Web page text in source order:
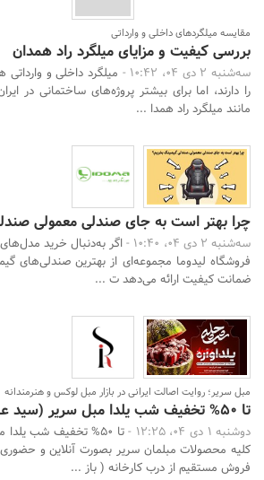
مقایسه میلگردهای داخلی و وارداتی
بررسی کیفیت و مزایای میلگرد راد همدان
سه‌شنبه 2 دی 04، 10:42 -
میلگرد داخلی و
را دارند، اما برای بیشتر پروژه‌های ساختمانی در
مانند میلگرد راد همدا ...
چرا بهتر است به جای صندلی معمولی
سه‌شنبه 2 دی 04، 10:40 -
اگر به‌دنبال خرید
فروشگاه لیدوما مجموعه‌ای از بهترین صندلی‌های
ضمانت کیفیت ارائه می‌دهد ت ...
مبل سریر؛ روایت اصالت ایرانی در بازار مبل لوکس و هنرمندانه
تا 50% تخفیف شب یلدا مبل سریر (سید عادل)
دوشنبه 1 دی 04، 12:25 -
تا 50% تخفیف شب
کلیه محصولات مبلمان سریر بصورت آنلاین و
فروش مستقیم از درب کارخانه ( باز ...